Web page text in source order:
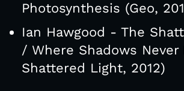
Photosynthesis (Geo,
Ian Hawgood - The
/ Where Shadows Never
Shattered Light, 2012)